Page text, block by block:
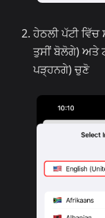
ਹੇਠਲੀ ਪੱਟੀ ਵਿੱਚ
ਤੁਸੀਂ ਬੋਲੋਗੇ) ਅਤੇ
ਪੜ੍ਹਨਗੇ) ਚੁਣੋ